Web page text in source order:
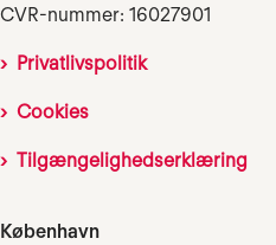
CVR-nummer: 16027901
Privatlivspolitik
Cookies
Tilgængelighedserklæring
København